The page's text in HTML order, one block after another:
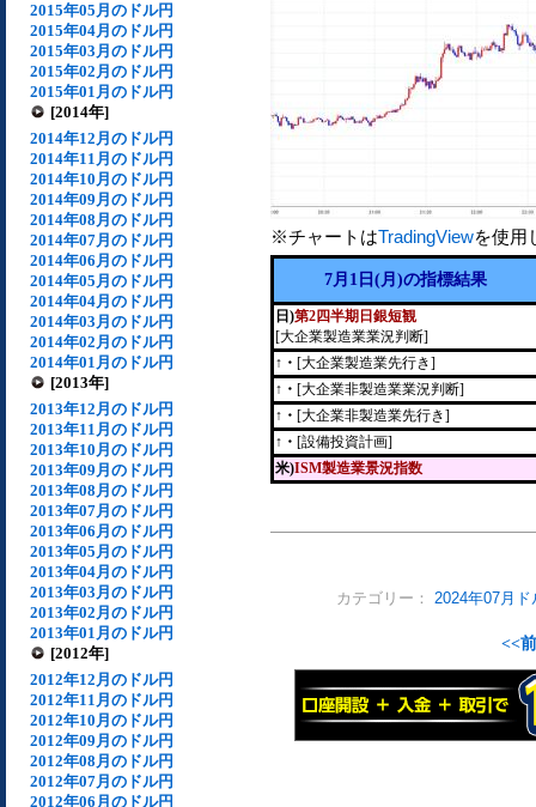
2015年05月のドル円
2015年04月のドル円
2015年03月のドル円
2015年02月のドル円
2015年01月のドル円
[2014年]
2014年12月のドル円
2014年11月のドル円
2014年10月のドル円
2014年09月のドル円
2014年08月のドル円
2014年07月のドル円
2014年06月のドル円
2014年05月のドル円
2014年04月のドル円
2014年03月のドル円
2014年02月のドル円
2014年01月のドル円
[2013年]
2013年12月のドル円
2013年11月のドル円
2013年10月のドル円
2013年09月のドル円
2013年08月のドル円
2013年07月のドル円
2013年06月のドル円
2013年05月のドル円
2013年04月のドル円
2013年03月のドル円
2013年02月のドル円
2013年01月のドル円
[2012年]
2012年12月のドル円
2012年11月のドル円
2012年10月のドル円
2012年09月のドル円
2012年08月のドル円
2012年07月のドル円
2012年06月のドル円
※チャートはTradingViewを使用
7月1日(月)の指標結果
日)第2四半期日銀短観
[大企業製造業業況判断]
↑・ [大企業製造業先行き]
↑・ [大企業非製造業業況判断]
↑・ [大企業非製造業先行き]
↑・ [設備投資計画]
米)ISM製造業景況指数
カテゴリー： 2024年07月ド
<<